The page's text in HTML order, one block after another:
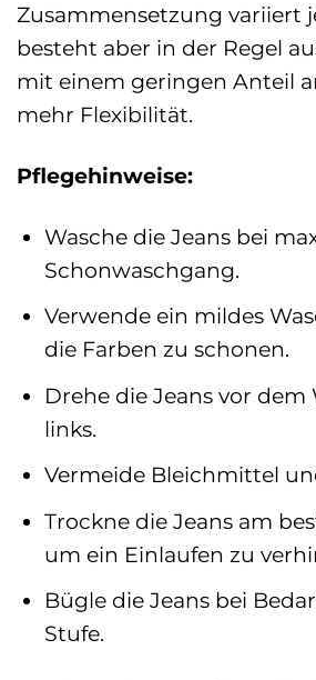
Zusammensetzung variiert
besteht aber in der Regel
mit einem geringen Anteil
mehr Flexibilität.
Pflegehinweise:
Wasche die Jeans bei
Schonwaschgang.
Verwende ein mildes
die Farben zu schonen.
Drehe die Jeans vor dem
links.
Vermeide Bleichmittel
Trockne die Jeans am
um ein Einlaufen zu
Bügle die Jeans bei
Stufe.